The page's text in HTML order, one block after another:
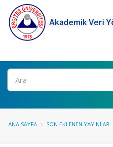
Akademik Veri
Ara
ANA SAYFA SON EKLENEN YAYINLAR